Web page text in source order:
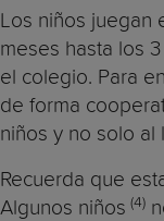
Los niños juegan
meses hasta los
el colegio. Para
de forma
niños y no solo al
Recuerda que
Algunos niños (4)